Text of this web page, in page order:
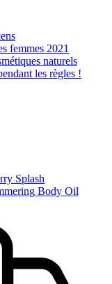
femmes 2021
naturels
les règles !
Splash
Body Oil